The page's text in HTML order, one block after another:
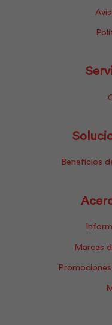
Beneficios
Marcas